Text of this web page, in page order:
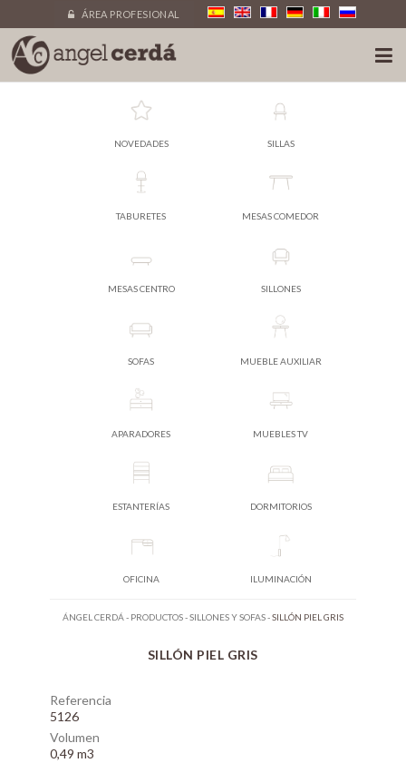
ÁREA PROFESIONAL
NOVEDADES SILLAS
TABURETES MESAS COMEDOR
MESAS CENTRO SILLONES
SOFAS MUEBLE AUXILIAR
APARADORES MUEBLES TV
ESTANTERÍAS DORMITORIOS
OFICINA ILUMINACIÓN
ÁNGEL CERDÁ - PRODUCTOS-SILLONES Y SOFAS-SILLÓN PIEL GRIS
SILLÓN PIEL GRIS
Referencia
5126
Volumen
0,49 m3